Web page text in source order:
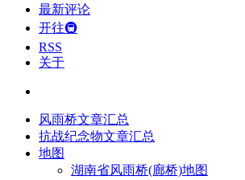
最新评论
开往🚇
RSS
关于
风雨桥文章汇总
抗战纪念物文章汇总
地图
湖南省风雨桥(廊桥)地图